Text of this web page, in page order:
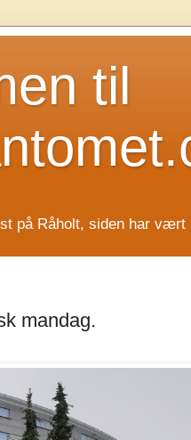
til
på Råholt, siden har vært
mandag.